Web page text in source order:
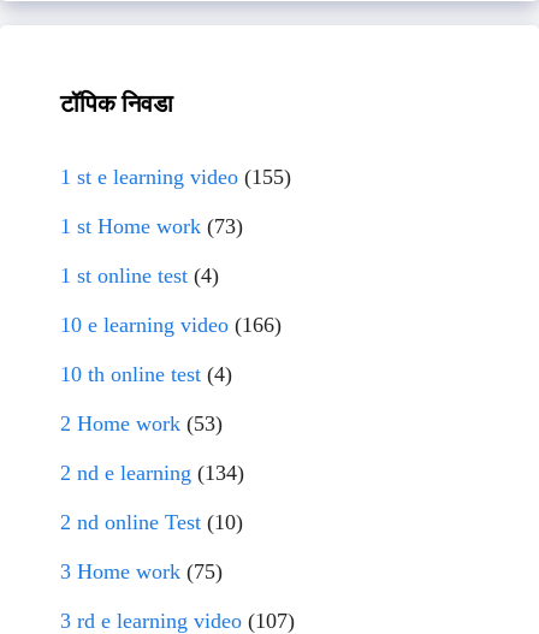
टॉपिक निवडा
1 st e learning video (155)
1 st Home work (73)
1 st online test (4)
10 e learning video (166)
10 th online test (4)
2 Home work (53)
2 nd e learning (134)
2 nd online Test (10)
3 Home work (75)
3 rd e learning video (107)